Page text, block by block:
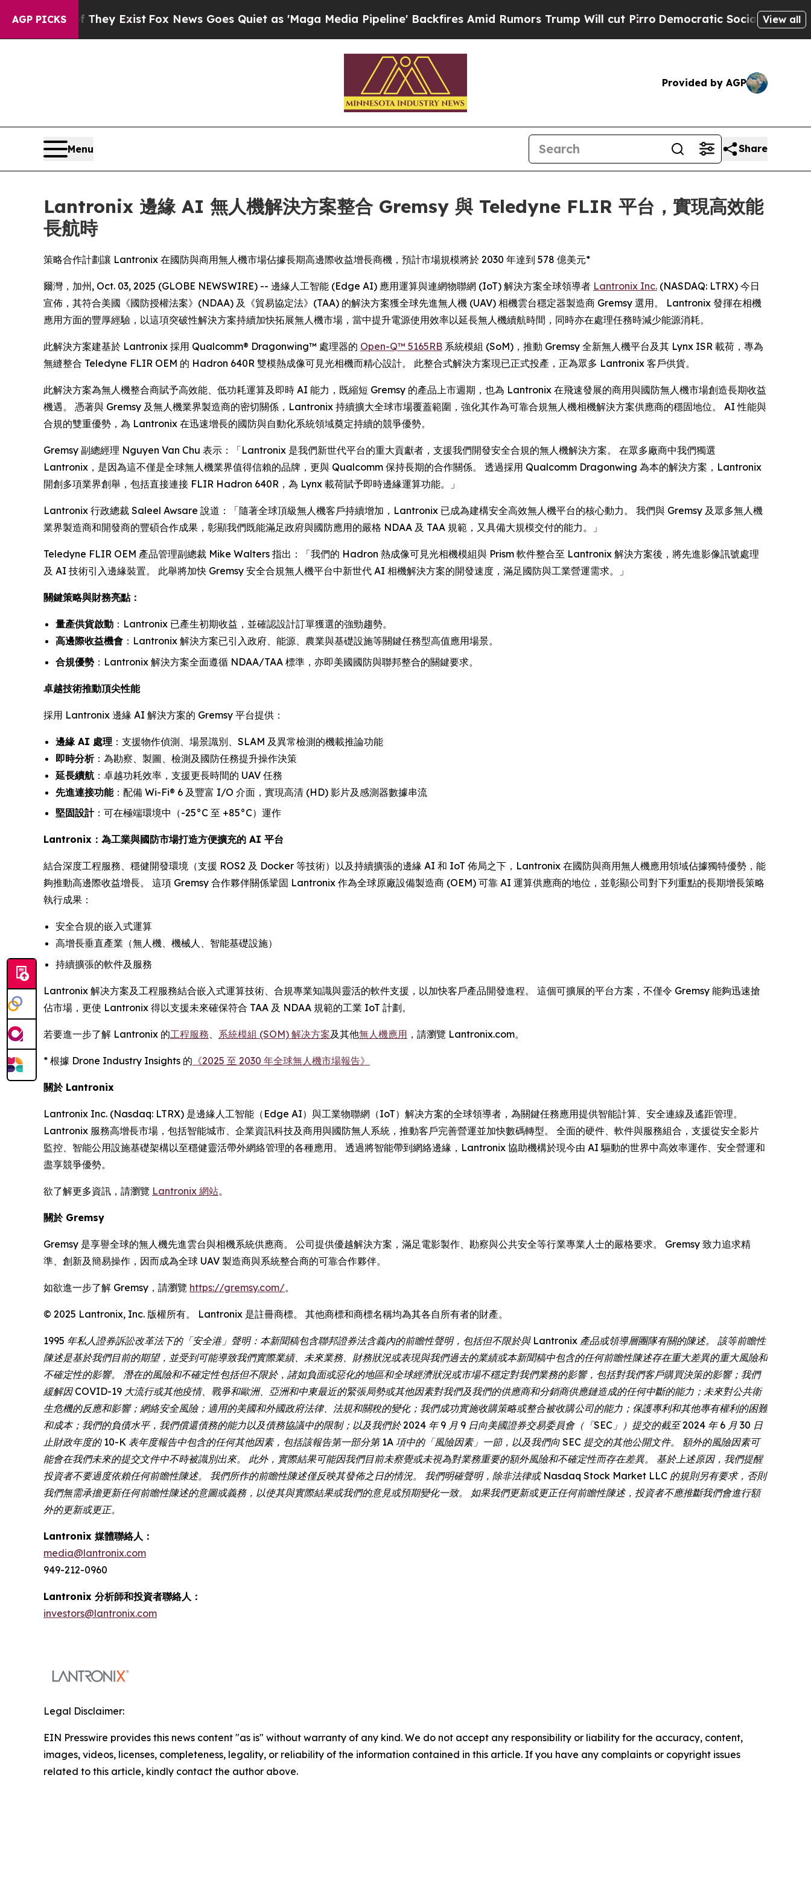
AGP PICKS
They Exist Fox News Goes Quiet as 'Maga Media Pipeline' Backfires Amid Rumors Trump Will cut PirroDemocratic Socialists of AmericaView all
Provided by AGP
Menu Share
Lantronix 邊緣 AI 無人機解決方案整合 Gremsy 與 Teledyne FLIR 平台，實現高效能
長航時
策略合作計劃讓 Lantronix 在國防與商用無人機市場佔據長期高邊際收益增長商機，預計市場規模將於 2030 年達到 578 億美元*
爾灣，加州, Oct. 03, 2025 (GLOBE NEWSWIRE) -- 邊緣人工智能 (Edge AI) 應用運算與連網物聯網 (IoT) 解決方案全球領導者 Lantronix Inc. (NASDAQ: LTRX) 今日
宣佈，其符合美國《國防授權法案》(NDAA) 及《貿易協定法》(TAA) 的解決方案獲全球先進無人機 (UAV) 相機雲台穩定器製造商 Gremsy 選用。 Lantronix 發揮在相機
應用方面的豐厚經驗，以這項突破性解決方案持續加快拓展無人機市場，當中提升電源使用效率以延長無人機續航時間，同時亦在處理任務時減少能源消耗。
此解決方案建基於 Lantronix 採用 Qualcomm® Dragonwing™ 處理器的 Open-Q™ 5165RB 系統模組 (SoM)，推動 Gremsy 全新無人機平台及其 Lynx ISR 載荷，專為
無縫整合 Teledyne FLIR OEM 的 Hadron 640R 雙模熱成像可見光相機而精心設計。 此整合式解決方案現已正式投產，正為眾多 Lantronix 客戶供貨。
此解決方案為無人機整合商賦予高效能、低功耗運算及即時 AI 能力，既縮短 Gremsy 的產品上市週期，也為 Lantronix 在飛速發展的商用與國防無人機市場創造長期收益
機遇。 憑著與 Gremsy 及無人機業界製造商的密切關係，Lantronix 持續擴大全球市場覆蓋範圍，強化其作為可靠合規無人機相機解決方案供應商的穩固地位。 AI 性能與
合規的雙重優勢，為 Lantronix 在迅速增長的國防與自動化系統領域奠定持續的競爭優勢。
Gremsy 副總經理 Nguyen Van Chu 表示：「Lantronix 是我們新世代平台的重大貢獻者，支援我們開發安全合規的無人機解決方案。 在眾多廠商中我們獨選
Lantronix，是因為這不僅是全球無人機業界值得信賴的品牌，更與 Qualcomm 保持長期的合作關係。 透過採用 Qualcomm Dragonwing 為本的解決方案，Lantronix
開創多項業界創舉，包括直接連接 FLIR Hadron 640R，為 Lynx 載荷賦予即時邊緣運算功能。」
Lantronix 行政總裁 Saleel Awsare 說道：「隨著全球頂級無人機客戶持續增加，Lantronix 已成為建構安全高效無人機平台的核心動力。 我們與 Gremsy 及眾多無人機
業界製造商和開發商的豐碩合作成果，彰顯我們既能滿足政府與國防應用的嚴格 NDAA 及 TAA 規範，又具備大規模交付的能力。」
Teledyne FLIR OEM 產品管理副總裁 Mike Walters 指出：「我們的 Hadron 熱成像可見光相機模組與 Prism 軟件整合至 Lantronix 解決方案後，將先進影像訊號處理
及 AI 技術引入邊緣裝置。 此舉將加快 Gremsy 安全合規無人機平台中新世代 AI 相機解決方案的開發速度，滿足國防與工業營運需求。」
關鍵策略與財務亮點：
量產供貨啟動 ：Lantronix 已產生初期收益，並確認設計訂單獲選的強勁趨勢。
高邊際收益機會 ：Lantronix 解決方案已引入政府、能源、農業與基礎設施等關鍵任務型高值應用場景。
合規優勢 ：Lantronix 解決方案全面遵循 NDAA/TAA 標準，亦即美國國防與聯邦整合的關鍵要求。
卓越技術推動頂尖性能
採用 Lantronix 邊緣 AI 解決方案的 Gremsy 平台提供：
邊緣 AI 處理 ：支援物作偵測、場景識別、SLAM 及異常檢測的機載推論功能
即時分析：為勘察、製圖、檢測及國防任務提升操作決策
延長續航 ：卓越功耗效率，支援更長時間的 UAV 任務
先進連接功能：配備 Wi-Fi® 6 及豐富 I/O 介面，實現高清 (HD) 影片及感測器數據串流
堅固設計：可在極端環境中（-25°C 至 +85°C）運作
Lantronix：為工業與國防市場打造方便擴充的 AI 平台
結合深度工程服務、穩健開發環境（支援 ROS2 及 Docker 等技術）以及持續擴張的邊緣 AI 和 IoT 佈局之下，Lantronix 在國防與商用無人機應用領域佔據獨特優勢，能
夠推動高邊際收益增長。 這項 Gremsy 合作夥伴關係鞏固 Lantronix 作為全球原廠設備製造商 (OEM) 可靠 AI 運算供應商的地位，並彰顯公司對下列重點的長期增長策略
執行成果：
安全合規的嵌入式運算
高增長垂直產業（無人機、機械人、智能基礎設施）
持續擴張的軟件及服務
Lantronix 解决方案及工程服務結合嵌入式運算技術、合規專業知識與靈活的軟件支援，以加快客戶產品開發進程。 這個可擴展的平台方案，不僅令 Gremsy 能夠迅速搶
佔市場，更使 Lantronix 得以支援未來確保符合 TAA 及 NDAA 規範的工業 IoT 計劃。
若要進一步了解 Lantronix 的工程服務 系統模組 (SOM) 解决方案及其他無人機應用 ，請瀏覽 Lantronix.com。
* 根據 Drone Industry Insights 的 《2025 至 2030 年全球無人機市場報告》
關於 Lantronix
Lantronix Inc. (Nasdaq: LTRX) 是邊緣人工智能（Edge AI）與工業物聯網（IoT）解决方案的全球領導者，為關鍵任務應用提供智能計算、安全連線及遙距管理。
Lantronix 服務高增長市場，包括智能城市、企業資訊科技及商用與國防無人系統，推動客戶完善營運並加快數碼轉型。 全面的硬件、軟件與服務組合，支援從安全影片
監控、智能公用設施基礎架構以至穩健靈活帶外網絡管理的各種應用。 透過將智能帶到網絡邊緣，Lantronix 協助機構於現今由 AI 驅動的世界中高效率運作、安全營運和
盡享競爭優勢。
欲了解更多資訊，請瀏覽 Lantronix 網站。
關於 Gremsy
Gremsy 是享譽全球的無人機先進雲台與相機系統供應商。 公司提供優越解決方案，滿足電影製作、勘察與公共安全等行業專業人士的嚴格要求。 Gremsy 致力追求精
準、創新及簡易操作，因而成為全球 UAV 製造商與系統整合商的可靠合作夥伴。
如欲進一步了解 Gremsy，請瀏覽 https://gremsy.com/。
© 2025 Lantronix, Inc. 版權所有。 Lantronix 是註冊商標。 其他商標和商標名稱均為其各自所有者的財產。
1995 年私人證券訴訟改革法下的「安全港」聲明：本新聞稿包含聯邦證券法含義內的前瞻性聲明，包括但不限於與 Lantronix 產品或領導層團隊有關的陳述。 該等前瞻性
陳述是基於我們目前的期望，並受到可能導致我們實際業績、未來業務、財務狀況或表現與我們過去的業績或本新聞稿中包含的任何前瞻性陳述存在重大差異的重大風險和
不確定性的影響。 潛在的風險和不確定性包括但不限於，諸如負面或惡化的地區和全球經濟狀況或市場不穩定對我們業務的影響，包括對我們客戶購買決策的影響；我們
緩解因 COVID-19 大流行或其他疫情、戰爭和歐洲、亞洲和中東最近的緊張局勢或其他因素對我們及我們的供應商和分銷商供應鏈造成的任何中斷的能力；未來對公共衛
生危機的反應和影響；網絡安全風險；適用的美國和外國政府法律、法規和關稅的變化；我們成功實施收購策略或整合被收購公司的能力；保護專利和其他專有權利的困難
和成本；我們的負債水平，我們償還債務的能力以及債務協議中的限制；以及我們於 2024 年 9 月 9 日向美國證券交易委員會（「SEC」）提交的截至 2024 年 6 月 30 日
止財政年度的 10-K 表年度報告中包含的任何其他因素，包括該報告第一部分第 1A 項中的「風險因素」一節，以及我們向 SEC 提交的其他公開文件。 額外的風險因素可
能會在我們未來的提交文件中不時被識別出來。 此外，實際結果可能因我們目前未察覺或未視為對業務重要的額外風險和不確定性而存在差異。 基於上述原因，我們提醒
投資者不要過度依賴任何前瞻性陳述。 我們所作的前瞻性陳述僅反映其發佈之日的情況。 我們明確聲明，除非法律或 Nasdaq Stock Market LLC 的規則另有要求，否則
我們無需承擔更新任何前瞻性陳述的意圖或義務，以使其與實際結果或我們的意見或預期變化一致。 如果我們更新或更正任何前瞻性陳述，投資者不應推斷我們會進行額
外的更新或更正。
Lantronix 媒體聯絡人：
media@lantronix.com
949-212-0960
Lantronix 分析師和投資者聯絡人：
investors@lantronix.com
Legal Disclaimer:
EIN Presswire provides this news content "as is" without warranty of any kind. We do not accept any responsibility or liability for the accuracy, content,
images, videos, licenses, completeness, legality, or reliability of the information contained in this article. If you have any complaints or copyright issues
related to this article, kindly contact the author above.